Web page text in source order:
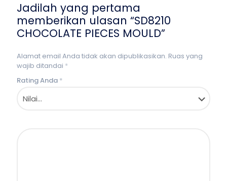
Jadilah yang pertama
memberikan ulasan “SD8210
CHOCOLATE PIECES MOULD”
Alamat email Anda tidak akan dipublikasikan. Ruas yang
wajib ditandai *
Rating Anda *